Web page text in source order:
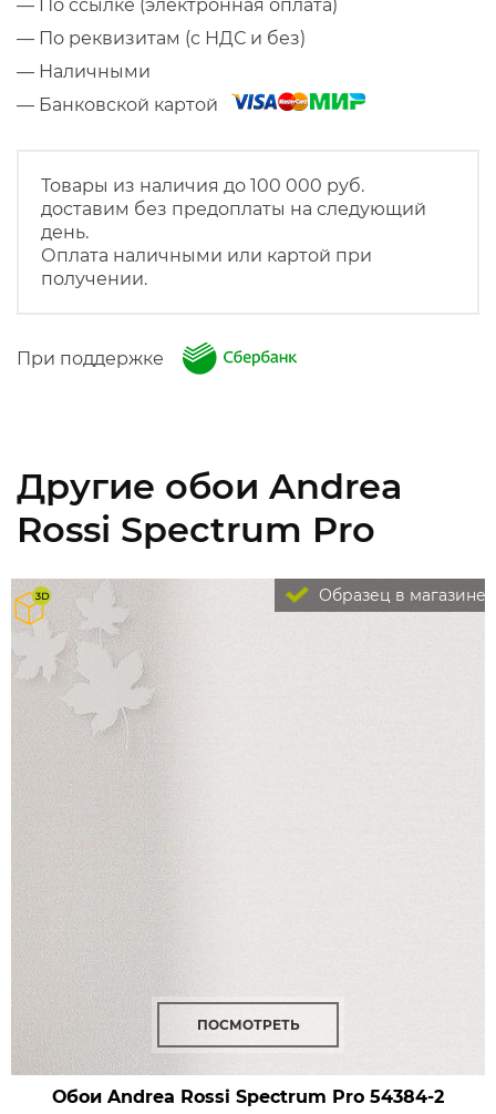
— По ссылке (электронная оплата)
— По реквизитам (с НДС и без)
— Наличными
— Банковской картой
Товары из наличия до 100 000 руб.
доставим без предоплаты на следующий
день.
Оплата наличными или картой при
получении.
При поддержке
Другие обои Andrea
Rossi Spectrum Pro
Образец в магазине
ПОСМОТРЕТЬ
Обои Andrea Rossi Spectrum Pro 54384-2